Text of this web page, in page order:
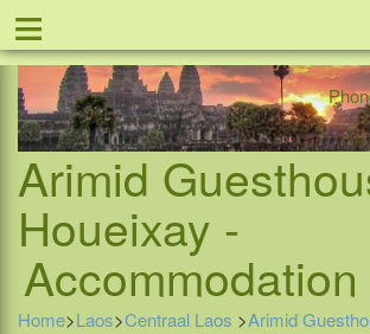
Offer
≡
Arimid
Houeixay -
Home>Laos>Centraal Laos >Arimid